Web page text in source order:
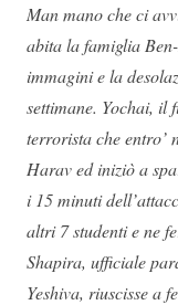
Man mano che ci
abita la famiglia
immagini e la
settimane. Yochai, il
terrorista che entro’
Harav ed iniziò a
i 15 minuti
altri 7 studenti e ne
Shapira, ufficiale
Yeshiva, riuscisse a